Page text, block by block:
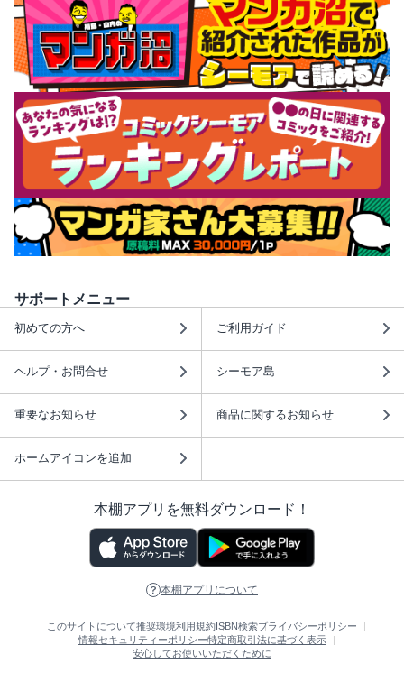
サポートメニュー
初めての方へ ご利用ガイド
ヘルプ・お問合せ シーモア島
重要なお知らせ 商品に関するお知らせ
ホームアイコンを追加
本棚アプリを無料ダウンロード！
本棚アプリについて
このサイトについて推奨環境利用規約ISBN検索プライバシーポリシー
情報セキュリティーポリシー特定商取引法に基づく表示
安心してお使いいただくために